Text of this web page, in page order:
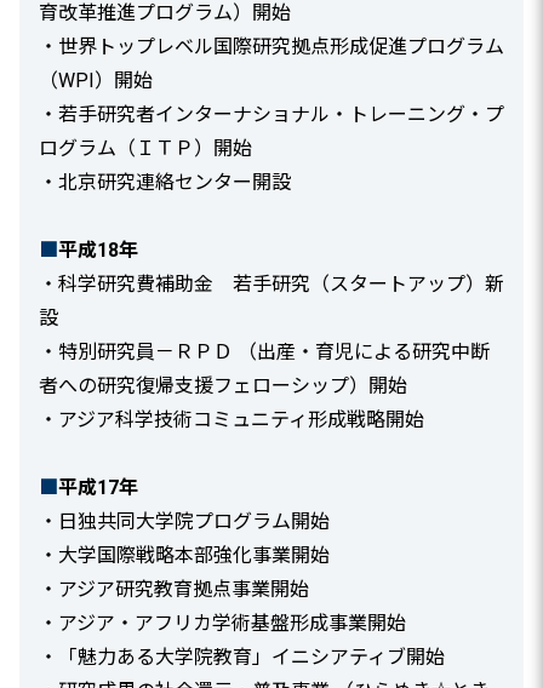
育改革推進プログラム）開始
・世界トップレベル国際研究拠点形成促進プログラム
（WPI）開始
・若手研究者インターナショナル・トレーニング・プ
ログラム（ＩＴＰ）開始
・北京研究連絡センター開設
平成18年
・科学研究費補助金 若手研究（スタートアップ）新
設
・特別研究員－ＲＰＤ （出産・育児による研究中断
者への研究復帰支援フェローシップ）開始
・アジア科学技術コミュニティ形成戦略開始
平成17年
・日独共同大学院プログラム開始
・大学国際戦略本部強化事業開始
・アジア研究教育拠点事業開始
・アジア・アフリカ学術基盤形成事業開始
・「魅力ある大学院教育」イニシアティブ開始